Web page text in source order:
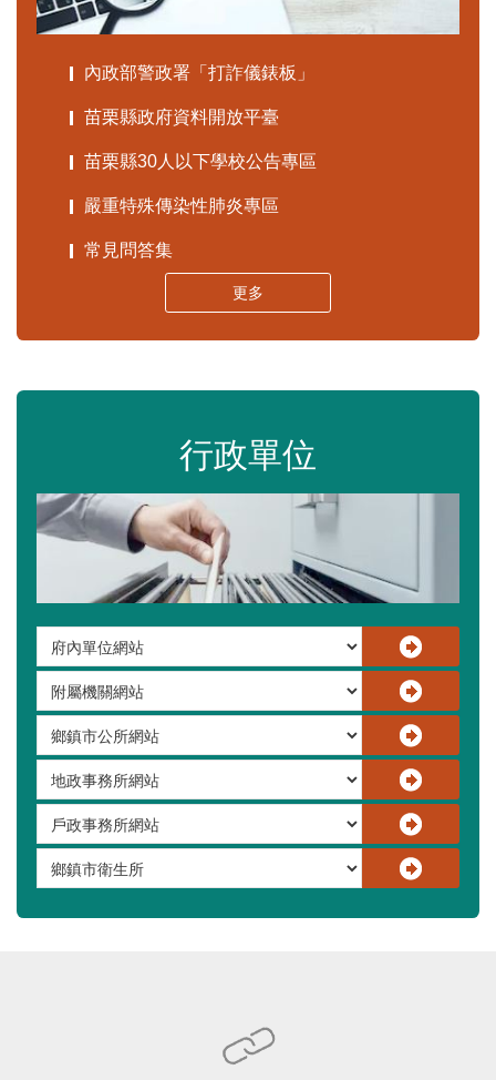
內政部警政署「打詐儀錶板」
苗栗縣政府資料開放平臺
苗栗縣30人以下學校公告專區
嚴重特殊傳染性肺炎專區
常見問答集
更多
行政單位